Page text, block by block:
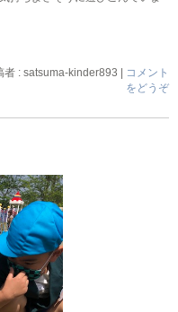
者 : satsuma-kinder893
コメント
をどうぞ